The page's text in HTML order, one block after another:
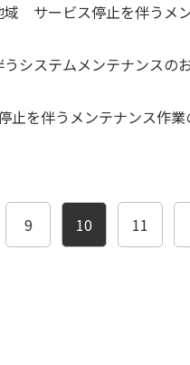
域 サービス停止を伴うメ
システムメンテナンスの
止を伴うメンテナンス作
9 10 11